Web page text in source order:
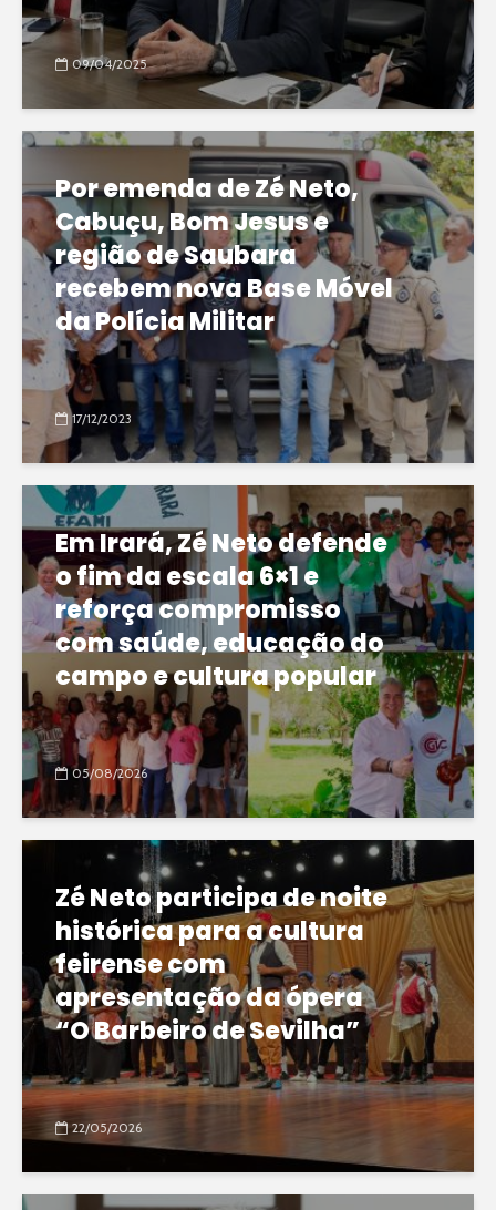
09/04/2025
Por emenda de Zé Neto,
Cabuçu, Bom Jesus e
região de Saubara
recebem nova Base Móvel
da Polícia Militar
17/12/2023
Em Irará, Zé Neto defende
o fim da escala 6×1 e
reforça compromisso
com saúde, educação do
campo e cultura popular
05/08/2026
Zé Neto participa de noite
histórica para a cultura
feirense com
apresentação da ópera
“O Barbeiro de Sevilha”
22/05/2026